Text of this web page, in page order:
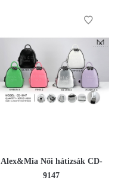
Alex&Mia Női hátizsák CD-
9147